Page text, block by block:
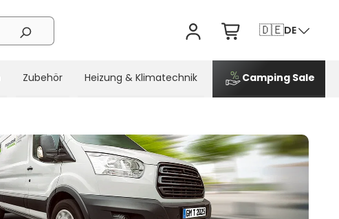
🇩🇪DE
Zubehör Heizung & Klimatechnik Camping Sale